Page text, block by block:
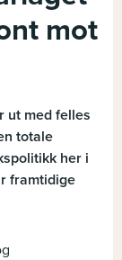
mot
ut med felles
totale
her i
framtidige